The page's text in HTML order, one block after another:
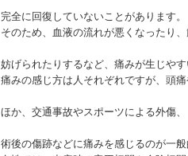
完全に回復していないことがあります。
そのため、血液の流れが悪くなったり
妨げられたりするなど、痛みが生じやす
痛みの感じ方は人それぞれですが、頭
ほか、交通事故やスポーツによる外傷、
術後の傷跡などに痛みを感じるのが一般